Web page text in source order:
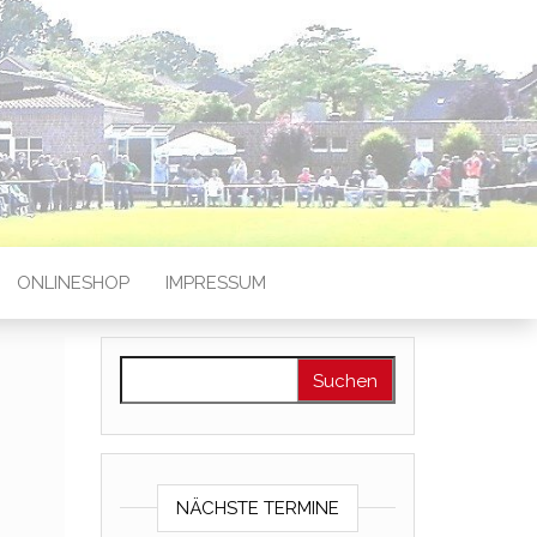
ONLINESHOP IMPRESSUM
NÄCHSTE TERMINE